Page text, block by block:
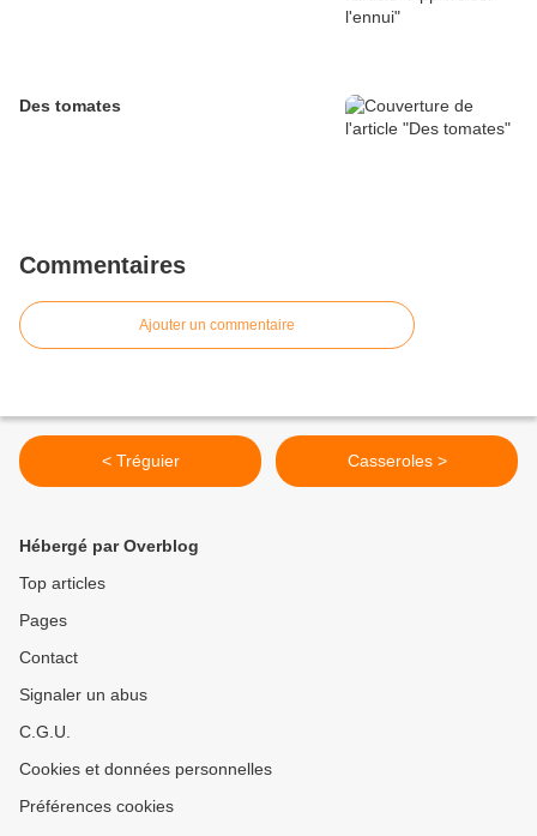
Des tomates
Commentaires
Ajouter un commentaire
< Tréguier Casseroles >
Hébergé par Overblog
Top articles
Pages
Contact
Signaler un abus
C.G.U.
Cookies et données personnelles
Préférences cookies